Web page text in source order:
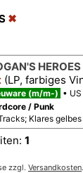
HEROES
(LP, farbiges
(m/m-) US
/ Punk
Klares
1
zzgl. Versandkosten